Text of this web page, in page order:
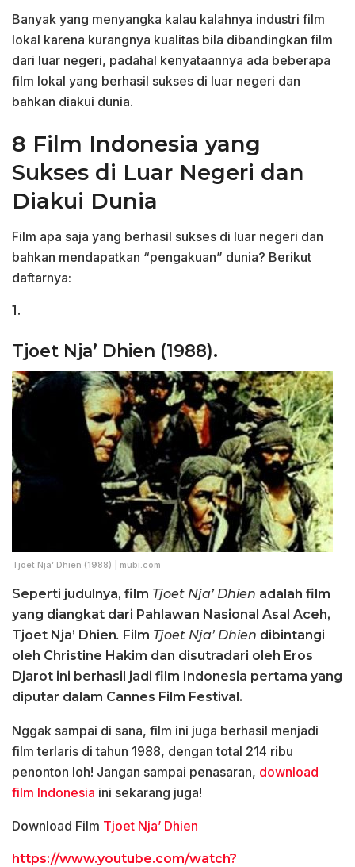
Banyak yang menyangka kalau kalahnya industri film
lokal karena kurangnya kualitas bila dibandingkan film
dari luar negeri, padahal kenyataannya ada beberapa
film lokal yang berhasil sukses di luar negeri dan
bahkan diakui dunia.
8 Film Indonesia yang
Sukses di Luar Negeri dan
Diakui Dunia
Film apa saja yang berhasil sukses di luar negeri dan
bahkan mendapatkan “pengakuan” dunia? Berikut
daftarnya:
1.
Tjoet Nja’ Dhien (1988).
Tjoet Nja’ Dhien (1988) | mubi.com
Seperti judulnya, film Tjoet Nja’ Dhien adalah film
yang diangkat dari Pahlawan Nasional Asal Aceh,
Tjoet Nja’ Dhien. Film Tjoet Nja’ Dhien dibintangi
oleh Christine Hakim dan disutradari oleh Eros
Djarot ini berhasil jadi film Indonesia pertama yang
diputar dalam Cannes Film Festival.
Nggak sampai di sana, film ini juga berhasil menjadi
film terlaris di tahun 1988, dengan total 214 ribu
penonton loh! Jangan sampai penasaran, download
film Indonesia ini sekarang juga!
Download Film Tjoet Nja’ Dhien
https://www.youtube.com/watch?